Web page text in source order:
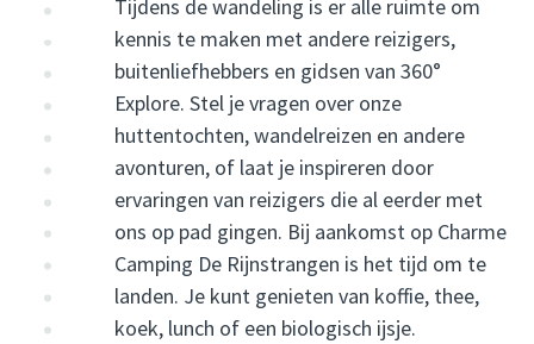
Tijdens de wandeling is er alle ruimte om
kennis te maken met andere reizigers,
buitenliefhebbers en gidsen van 360°
Explore. Stel je vragen over onze
huttentochten, wandelreizen en andere
avonturen, of laat je inspireren door
ervaringen van reizigers die al eerder met
ons op pad gingen. Bij aankomst op Charme
Camping De Rijnstrangen is het tijd om te
landen. Je kunt genieten van koffie, thee,
koek, lunch of een biologisch ijsje.